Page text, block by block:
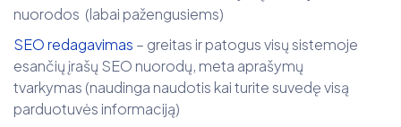
nuorodos (labai pažengusiems)
SEO redagavimas – greitas ir patogus visų sistemoje
esančių įrašų SEO nuorodų, meta aprašymų
tvarkymas (naudinga naudotis kai turite suvedę visą
parduotuvės informaciją)